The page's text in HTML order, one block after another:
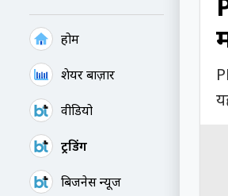
होम
शेयर बाज़ार
वीडियो
ट्रेंडिंग
बिजनेस न्यूज